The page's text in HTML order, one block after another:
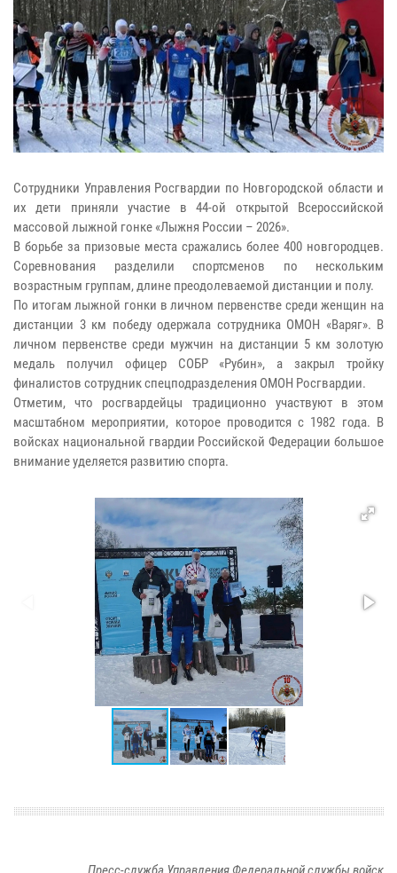
Сотрудники Управления Росгвардии по Новгородской области и
их дети приняли участие в 44-ой открытой Всероссийской
массовой лыжной гонке «Лыжня России – 2026».
В борьбе за призовые места сражались более 400 новгородцев.
Соревнования разделили спортсменов по нескольким
возрастным группам, длине преодолеваемой дистанции и полу.
По итогам лыжной гонки в личном первенстве среди женщин на
дистанции 3 км победу одержала сотрудника ОМОН «Варяг». В
личном первенстве среди мужчин на дистанции 5 км золотую
медаль получил офицер СОБР «Рубин», а закрыл тройку
финалистов сотрудник спецподразделения ОМОН Росгвардии.
Отметим, что росгвардейцы традиционно участвуют в этом
масштабном мероприятии, которое проводится с 1982 года. В
войсках национальной гвардии Российской Федерации большое
внимание уделяется развитию спорта.